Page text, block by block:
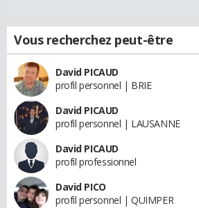
Vous recherchez peut-être
David PICAUD
profil personnel | BRIE
David PICAUD
profil personnel | LAUSANNE
David PICAUD
profil professionnel
David PICO
profil personnel | QUIMPER